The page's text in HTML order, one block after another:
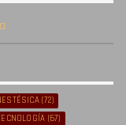
(72)
(67)